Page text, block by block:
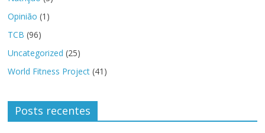
Opinião (1)
TCB (96)
Uncategorized (25)
World Fitness Project (41)
Posts recentes